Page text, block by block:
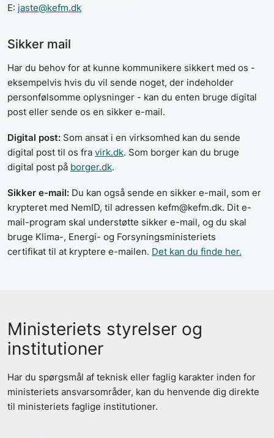
E: jaste@kefm.dk
Sikker mail
Har du behov for at kunne kommunikere sikkert med os -
eksempelvis hvis du vil sende noget, der indeholder
personfølsomme oplysninger - kan du enten bruge digital
post eller sende os en sikker e-mail.
Digital post: Som ansat i en virksomhed kan du sende
digital post til os fra virk.dk. Som borger kan du bruge
digital post på borger.dk.
Sikker e-mail: Du kan også sende en sikker e-mail, som er
krypteret med NemID, til adressen kefm@kefm.dk. Dit e-
mail-program skal understøtte sikker e-mail, og du skal
bruge Klima-, Energi- og Forsyningsministeriets
certifikat til at kryptere e-mailen. Det kan du finde her.
Ministeriets styrelser og
institutioner
Har du spørgsmål af teknisk eller faglig karakter inden for
ministeriets ansvarsområder, kan du henvende dig direkte
til ministeriets faglige institutioner.